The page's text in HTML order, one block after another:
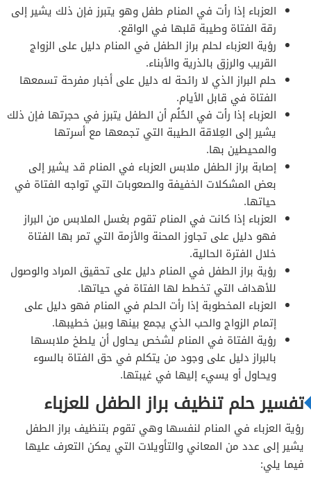
العزباء إذا رأت في المنام طفل وهو يتبرز فإن ذلك يشير إلى
رقة الفتاة وطيبة قلبها في الواقع.
رؤية العزباء لحلم براز الطفل في المنام دليل على الزواج
القريب والرزق بالذرية والأبناء.
حلم البراز الذي لا رائحة له دليل على أخبار مفرحة تسمعها
الفتاة في قابل الأيام.
العزباء إذا رأت في الحُلُم أن الطفل يتبرز في حجرتها فإن ذلك
يشير إلى العِلاقة الطيبة التي تجمعها مع أسرتها
والمحيطين بها.
إصابة براز الطفل ملابس العزباء في المنام قد يشير إلى
بعض المشكلات الخفيفة والصعوبات التي تواجه الفتاة في
حياتها.
العزباء إذا كانت في المنام تقوم بغسل الملابس من البراز
فهو دليل على تجاوز المحنة والأزمة التي تمر بها الفتاة
خلال الفترة الحالية.
رؤية براز الطفل في المنام دليل على تحقيق المراد والوصول
للأهداف التي تخطط لها الفتاة في حياتها.
العزباء المخطوبة إذا رأت الحلم في المنام فهو دليل على
إتمام الزواج والحب الذي يجمع بينها وبين خطيبها.
رؤية الفتاة في المنام لشخص يحاول أن يلطخ ملابسها
بالبراز دليل على وجود من يتكلم في حق الفتاة بالسوء
ويحاول أو يسيء إليها في غيبتها.
تفسير حلم تنظيف براز الطفل للعزباء
رؤية العزباء في المنام لنفسها وهي تقوم بتنظيف براز الطفل
يشير إلى عدد من المعاني والتأويلات التي يمكن التعرف عليها
فيما يلي: